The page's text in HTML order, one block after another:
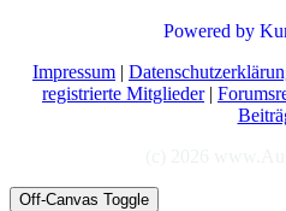
Powered by
Impressum |
registrierte Mitglieder|
Off-Canvas Toggle